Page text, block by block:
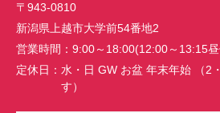
〒943-0810
新潟県上越市大学前54番地2
営業時間： 9:00～18:00(12:00～13:15
定休日： 水・日 GW お盆 年末年始 （2
す）